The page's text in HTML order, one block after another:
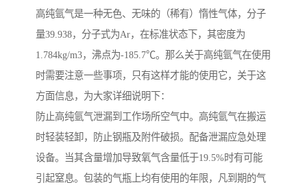
高纯氩气是一种无色、无味的（稀有）惰性气体，分子
量39.938，分子式为Ar，在标准状态下，其密度为
1.784kg/m3，沸点为-185.7℃。那么关于高纯氩气在使用
时需要注意一些事项，只有这样才能的使用它，关于这
方面信息，为大家详细说明下：
防止高纯氩气泄漏到工作场所空气中。高纯氩气在搬运
时轻装轻卸，防止钢瓶及附件破损。配备泄漏应急处理
设备。当其含量增加导致氧气含量低于19.5%时有可能
引起窒息。包装的气瓶上均有使用的年限，凡到期的气